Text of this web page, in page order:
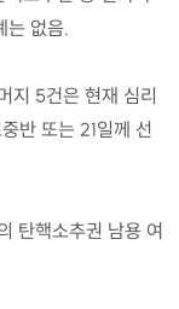
는 없음.
지 5건은 현재 심리
반 또는 21일께 선
탄핵소추권 남용 여